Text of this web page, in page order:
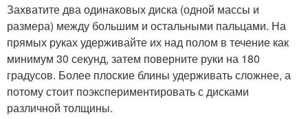
Захватите два одинаковых диска (одной массы и
размера) между большим и остальными пальцами. На
прямых руках удерживайте их над полом в течение как
минимум 30 секунд, затем поверните руки на 180
градусов. Более плоские блины удерживать сложнее, а
потому стоит поэкспериментировать с дисками
различной толщины.